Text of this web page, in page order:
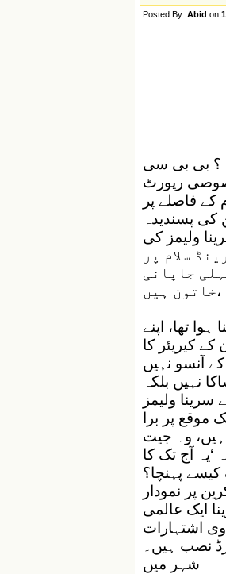
Posted By: Abid on
؟ بی بی سی
رپورٹ
کے فاصلے پر
نے اپنے بچپن کی پسندیدہ
ولیمز کی
گرینڈ سلام پر
جاپانی
خاتون ہیں،
تھا، اپنے
کیریئر کا
آنسو نہیں
نہیں بلکہ
افراد نے سرینا ولیمز
ایک موقع پر برا
وہ جیت
آج تک کا
پہنچا؟
پر نمودار
ایک عالمی
اشتہارات
نصب ہیں۔
شہر میں